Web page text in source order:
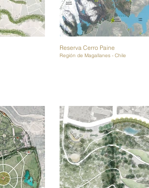
Reserva Cerro Paine
Región de Magallanes - Chile